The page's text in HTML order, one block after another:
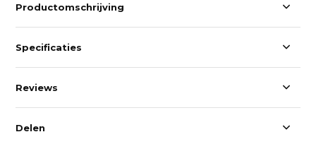
Productomschrijving
Specificaties
Reviews
Delen